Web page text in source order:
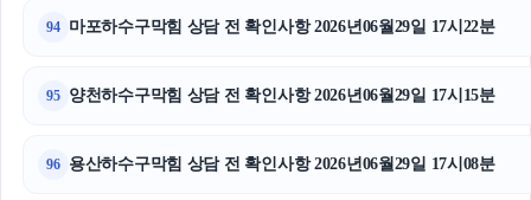
94 마포하수구막힘 상담 전 확인사항 2026년06월29일 17시22분
95 양천하수구막힘 상담 전 확인사항 2026년06월29일 17시15분
96 용산하수구막힘 상담 전 확인사항 2026년06월29일 17시08분